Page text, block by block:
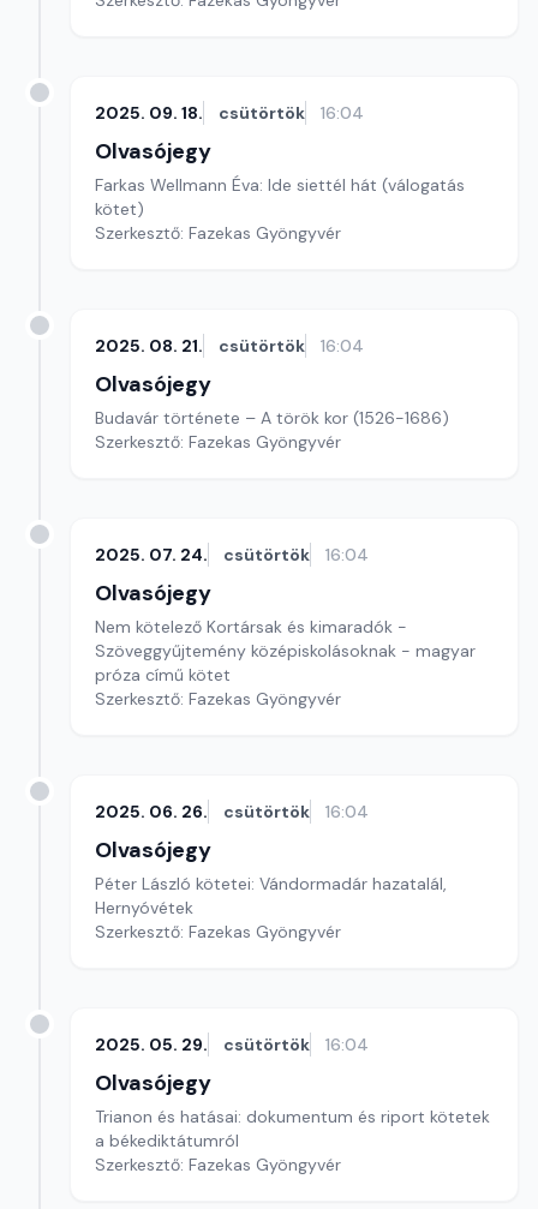
2025. 09. 18. csütörtök 16:04
Olvasójegy
Farkas Wellmann Éva: Ide siettél hát (válogatás
kötet)
Szerkesztő: Fazekas Gyöngyvér
2025. 08. 21. csütörtök 16:04
Olvasójegy
Budavár története – A török kor (1526-1686)
Szerkesztő: Fazekas Gyöngyvér
2025. 07. 24. csütörtök 16:04
Olvasójegy
Nem kötelező Kortársak és kimaradók -
Szöveggyűjtemény középiskolásoknak - magyar
próza című kötet
Szerkesztő: Fazekas Gyöngyvér
2025. 06. 26. csütörtök 16:04
Olvasójegy
Péter László kötetei: Vándormadár hazatalál,
Hernyóvétek
Szerkesztő: Fazekas Gyöngyvér
2025. 05. 29. csütörtök 16:04
Olvasójegy
Trianon és hatásai: dokumentum és riport kötetek
a békediktátumról
Szerkesztő: Fazekas Gyöngyvér